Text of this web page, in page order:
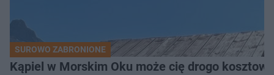
SUROWO ZABRONIONE
Kąpiel w Morskim Oku może cię drogo